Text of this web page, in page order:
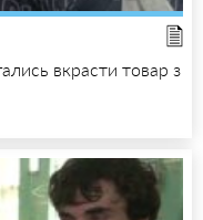
вкрасти товар з